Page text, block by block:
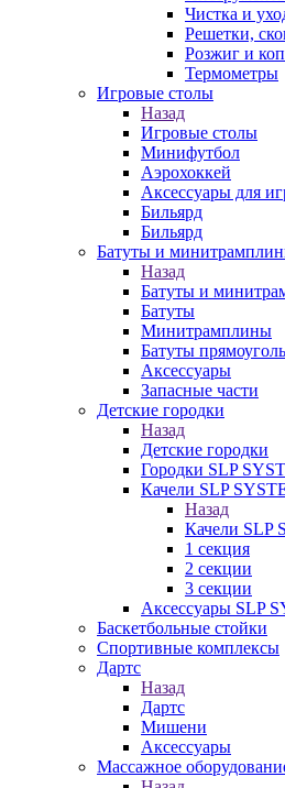
Чистка и
Решетки,
Розжиг и
Термометры
Игровые столы
Назад
Игровые столы
Минифутбол
Аэрохоккей
Аксессуары для
Бильяpд
Бильяpд
Батуты и
Назад
Батуты и
Батуты
Минитрамплины
Батуты
Аксессуары
Запасные части
Детские городки
Назад
Детские городки
Городки SLP
Качели SLP
Назад
Качели SLP
1 секция
2 секции
3 секции
Аксессуары SLP
Баскетбольные стойки
Спортивные комплексы
Дартс
Назад
Дартс
Мишени
Аксессуары
Массажное